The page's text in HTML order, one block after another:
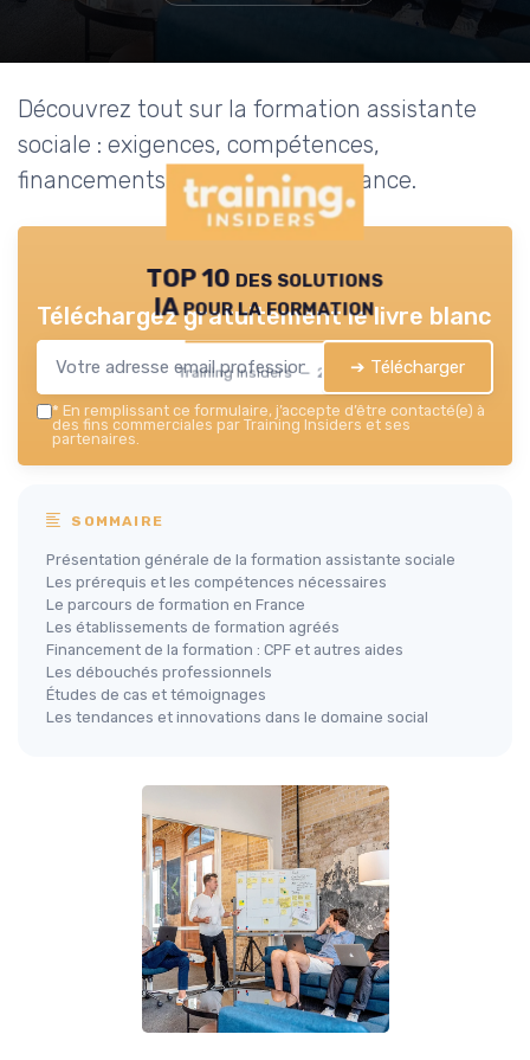
Découvrez tout sur la formation assistante
sociale : exigences, compétences,
financements, et parcours en France.
TOP 10 des solutions
IA pour la formation
Training Insiders — 2026
Téléchargez gratuitement le livre blanc
➔ Télécharger
* En remplissant ce formulaire, j’accepte d’être contacté(e) à
des fins commerciales par Training Insiders et ses
partenaires.
SOMMAIRE
Présentation générale de la formation assistante sociale
Les prérequis et les compétences nécessaires
Le parcours de formation en France
Les établissements de formation agréés
Financement de la formation : CPF et autres aides
Les débouchés professionnels
Études de cas et témoignages
Les tendances et innovations dans le domaine social